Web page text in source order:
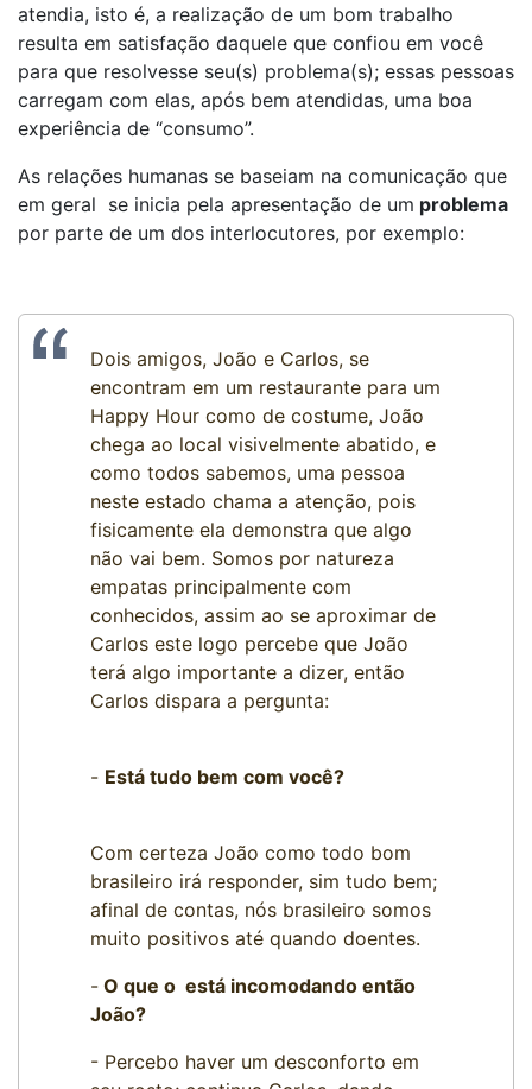
atendia, isto é, a realização de um bom trabalho
resulta em satisfação daquele que confiou em você
para que resolvesse seu(s) problema(s); essas pessoas
carregam com elas, após bem atendidas, uma boa
experiência de “consumo”.
As relações humanas se baseiam na comunicação que
em geral se inicia pela apresentação de um problema
por parte de um dos interlocutores, por exemplo:
Dois amigos, João e Carlos, se
encontram em um restaurante para um
Happy Hour como de costume, João
chega ao local visivelmente abatido, e
como todos sabemos, uma pessoa
neste estado chama a atenção, pois
fisicamente ela demonstra que algo
não vai bem. Somos por natureza
empatas principalmente com
conhecidos, assim ao se aproximar de
Carlos este logo percebe que João
terá algo importante a dizer, então
Carlos dispara a pergunta:
- Está tudo bem com você?
Com certeza João como todo bom
brasileiro irá responder, sim tudo bem;
afinal de contas, nós brasileiro somos
muito positivos até quando doentes.
- O que o está incomodando então
João?
- Percebo haver um desconforto em